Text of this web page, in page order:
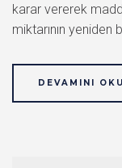
karar vererek
miktarının yeniden
DEVAMINI OKU